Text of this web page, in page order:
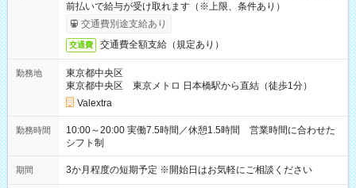
前払いで給与が受け取れます（※上限、条件あり）
交通費別途支給あり
交通費 交通費全額支給（規定あり）
勤務地
東京都中央区
東京都中央区 東京メトロ 日本橋駅から直結（徒歩1分）
Valextra
勤務時間
10:00～20:00 実働7.5時間／休憩1.5時間 営業時間に合わせた
シフト制
期間 3か月程度の短期予定 ※開始日はお気軽にご相談ください